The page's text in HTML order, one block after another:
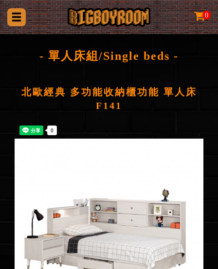
0
- 單人床組/Single beds -
北歐經典 多功能收納櫃功能 單人床
F141